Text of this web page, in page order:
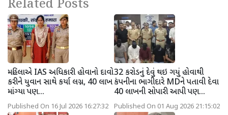
Related Posts
મહિલાએ IAS અધિકારી હોવાનો દાવો
કરીને યુવાન સાથે કર્યા લગ્ન, 40 લાખ
માંગ્યા પણ...
Published On 16 Jul 2026 16:27:32
32 કરોડનું દેવું થઇ ગયું હોવાથી
કંપનીના ભાગીદારે MDને પતાવી દેવા
40 લાખની સોપારી આપી પણ...
Published On 01 Aug 2026 21:15:02